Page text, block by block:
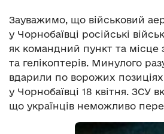
Зауважимо, що військовий
у Чорнобаївці російські
як командний пункт та місце
та гелікоптерів. Минулого
вдарили по ворожих
у Чорнобаївці 18 квітня. ЗСУ
що українців неможливо